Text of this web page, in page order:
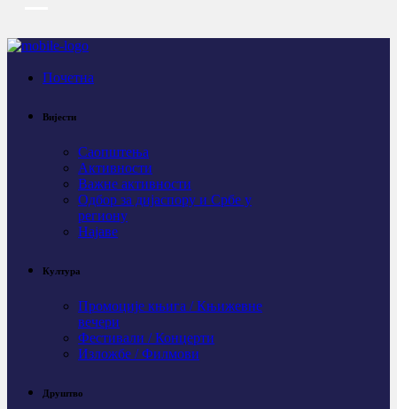
Почетна
Вијести
Саопштења
Активности
Важне активности
Одбор за дијаспору и Србе у
региону
Најаве
Култура
Промоције књига / Књижевне
вечери
Фестивали / Концерти
Изложбе / Филмови
Друштво